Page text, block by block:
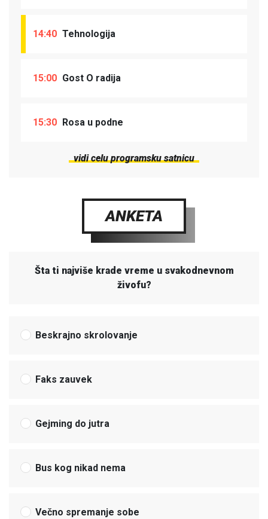
14:40 Tehnologija
15:00 Gost O radija
15:30 Rosa u podne
vidi celu programsku satnicu
ANKETA
Šta ti najviše krade vreme u svakodnevnom
živofu?
Beskrajno skrolovanje
Faks zauvek
Gejming do jutra
Bus kog nikad nema
Večno spremanje sobe